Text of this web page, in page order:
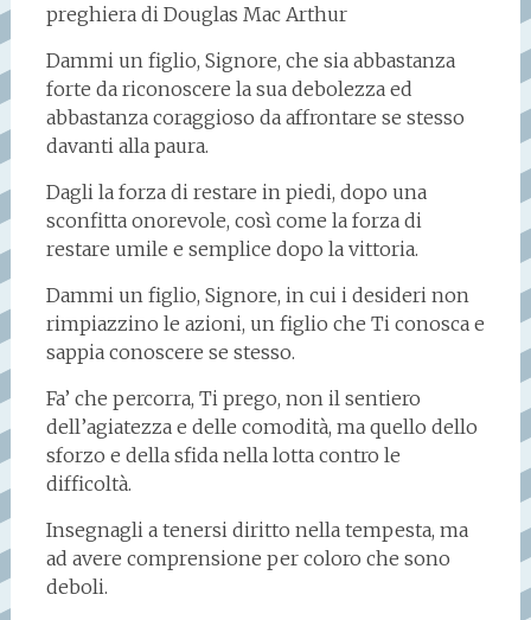
preghiera di Douglas Mac Arthur
Dammi un figlio, Signore, che sia abbastanza
forte da riconoscere la sua debolezza ed
abbastanza coraggioso da affrontare se stesso
davanti alla paura.
Dagli la forza di restare in piedi, dopo una
sconfitta onorevole, così come la forza di
restare umile e semplice dopo la vittoria.
Dammi un figlio, Signore, in cui i desideri non
rimpiazzino le azioni, un figlio che Ti conosca e
sappia conoscere se stesso.
Fa’ che percorra, Ti prego, non il sentiero
dell’agiatezza e delle comodità, ma quello dello
sforzo e della sfida nella lotta contro le
difficoltà.
Insegnagli a tenersi diritto nella tempesta, ma
ad avere comprensione per coloro che sono
deboli.